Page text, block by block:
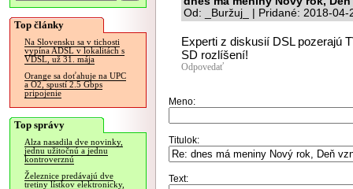
Top články
Na Slovensku sa v tichosti
vypína ADSL v lokalitách s
VDSL, už 31. mája
Orange sa doťahuje na UPC
a O2, spustí 2.5 Gbps
pripojenie
Top správy
Alza nasadila dve novinky,
jednu užitočnú a jednu
kontroverznú
Železnice predávajú dve
tretiny lístkov elektronicky,
Od: _Buržuj_ | Pridané: 2018-04-
Experti z diskusií DSL pozerajú
SD rozlíšení!
Odpovedať
Meno:
Titulok:
Text: